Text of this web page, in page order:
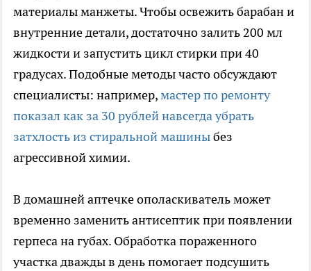
материалы манжеты. Чтобы освежить барабан и
внутренние детали, достаточно залить 200 мл
жидкости и запустить цикл стирки при 40
градусах. Подобные методы часто обсуждают
специалисты: например,мастер по ремонту
показал как за 30 рублей навсегда убрать
затхлость из стиральной машиныбез
агрессивной химии.
В домашней аптечке ополаскиватель может
временно заменить антисептик при появлении
герпеса на губах. Обработка пораженного
участка дважды в день помогает подсушить